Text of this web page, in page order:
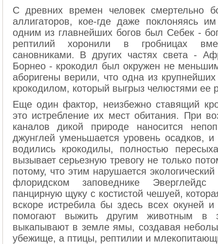
С древних времен человек смертельно
аллигаторов, кое-где даже поклоняясь
одним из главнейших богов был Себек -
рептилий хоронили в гробницах
сановниками. В других частях света -
Борнео - крокодил был окружен не
аборигены верили, что одна из
крокодилом, который выгрыз челюстями ее
Еще один фактор, неизбежно ставящий
это истребление их мест обитания. При
каналов дикой природе наносится
джунглей уменьшается уровень осадков,
водились крокодилы, полностью
вызывает серьезную тревогу не только
потому, что этим нарушается
флоридском заповеднике
панцирную щуку с костистой чешуей,
вскоре истребила бы здесь всех окуней
помогают выжить другим животным в
выкапывают в земле ямы, создавая
убежище, а птицы, рептилии и